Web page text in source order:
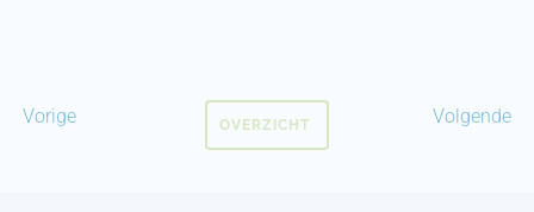
Vorige Volgende
OVERZICHT